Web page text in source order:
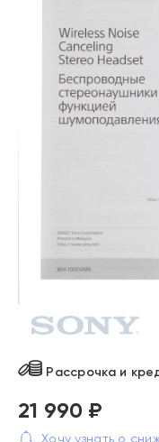
Рассрочка и
21 990 ₽
Хочу узнать о